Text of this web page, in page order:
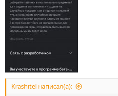
Krashitel написал(а):